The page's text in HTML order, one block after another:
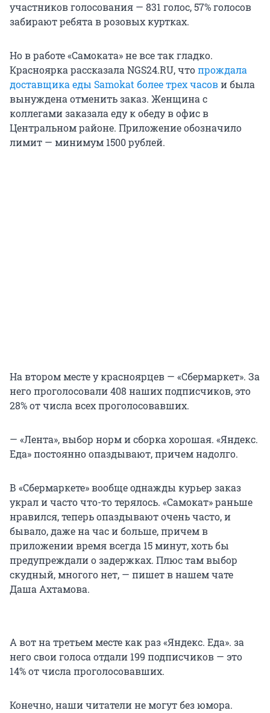
участников голосования — 831 голос, 57% голосов
забирают ребята в розовых куртках.
Но в работе «Самоката» не все так гладко.
Красноярка рассказала NGS24.RU, чтопрождала
доставщика еды Samokat более трех часови была
вынуждена отменить заказ. Женщина с
коллегами заказала еду к обеду в офис в
Центральном районе. Приложение обозначило
лимит — минимум 1500 рублей.
На втором месте у красноярцев — «Сбермаркет». За
него проголосовали 408 наших подписчиков, это
28% от числа всех проголосовавших.
— «Лента», выбор норм и сборка хорошая. «Яндекс.
Еда» постоянно опаздывают, причем надолго.
В «Сбермаркете» вообще однажды курьер заказ
украл и часто что-то терялось. «Самокат» раньше
нравился, теперь опаздывают очень часто, и
бывало, даже на час и больше, причем в
приложении время всегда 15 минут, хоть бы
предупреждали о задержках. Плюс там выбор
скудный, многого нет, — пишет в нашем чате
Даша Ахтамова.
А вот на третьем месте как раз «Яндекс. Еда». за
него свои голоса отдали 199 подписчиков — это
14% от числа проголосовавших.
Конечно, наши читатели не могут без юмора.